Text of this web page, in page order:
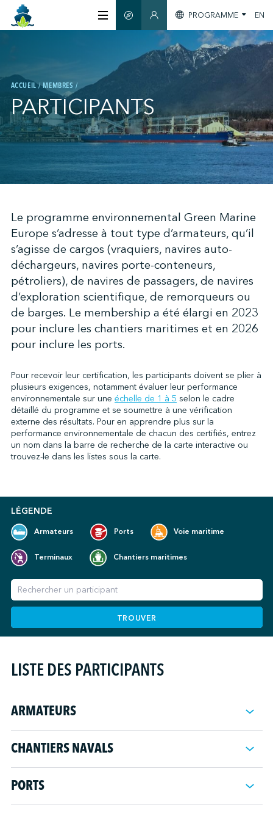
CERTIFICATION
MEMBRES
GREEN SHIPPING DAY
S'INFORMER
NOUS JOINDRE
↩︎
GUIDE INTELLIGENT
ESPACE MEMBRES
PROGRAMME EN
ACCUEIL MEMBRES
PARTICIPANTS
Le programme environnemental Green Marine
Europe s’adresse à tout type d’armateurs, qu’il
s’agisse de cargos (vraquiers, navires auto-
déchargeurs, navires porte-conteneurs,
pétroliers), de navires de passagers, de navires
d’exploration scientifique, de remorqueurs ou
de barges. Le membership a été élargi en 2023
pour inclure les chantiers maritimes et en 2026
pour inclure les ports.
Pour recevoir leur certification, les participants doivent se plier à
plusieurs exigences, notamment évaluer leur performance
environnementale sur une échelle de 1 à 5 selon le cadre
détaillé du programme et se soumettre à une vérification
externe des résultats. Pour en apprendre plus sur la
performance environnementale de chacun des certifiés, entrez
un nom dans la barre de recherche de la carte interactive ou
trouvez-le dans les listes sous la carte.
LÉGENDE
Armateurs Ports Voie maritime
Terminaux Chantiers maritimes
TROUVER
LISTE DES PARTICIPANTS
ARMATEURS
Ambassador Cruise Line
Baleària
Bourbon Offshore Surf
Brittany Ferries
CHANTIERS NAVALS
PORTS
Autorité portuaire de Carthagène